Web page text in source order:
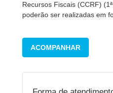
Recursos Fiscais (CCRF)
poderão ser realizadas em
ACOMPANHAR